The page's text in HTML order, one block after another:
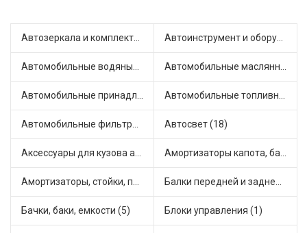
Автозеркала и комплектующие (4) Автоинструмент и оборудование (3)
Автомобильные водяные насосы (9) Автомобильные маслянные насосы (4)
Автомобильные принадлежности и аксессуары (3) Автомобильные топливные насосы (22)
Автомобильные фильтры (1) Автосвет (18)
Аксессуары для кузова автомобиля (2) Амортизаторы капота, багажника (11)
Амортизаторы, стойки, подушки стоек (36) Балки передней и задней подвески (1)
Бачки, баки, емкости (5) Блоки управления (1)